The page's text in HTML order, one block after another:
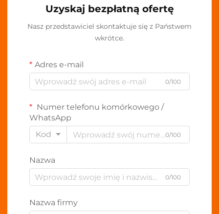
Uzyskaj bezpłatną ofertę
Nasz przedstawiciel skontaktuje się z Państwem
wkrótce.
Adres e-mail
0/100
Numer telefonu komórkowego /
WhatsApp
Kod
0/100
Nazwa
0/100
Nazwa firmy